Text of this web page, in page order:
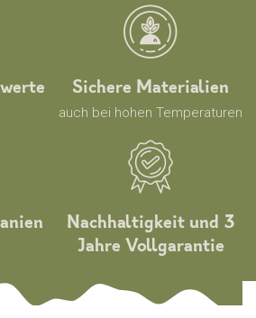
Sichere Materialien
auch bei hohen Temperaturen
Nachhaltigkeit und 3
Jahre Vollgarantie